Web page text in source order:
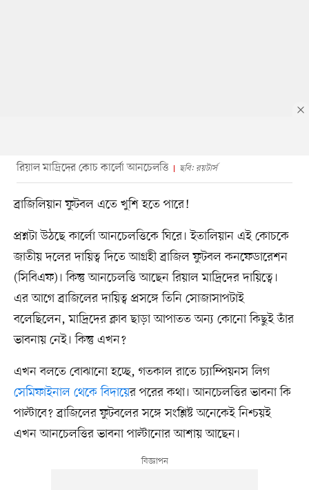
রিয়াল মাদ্রিদের কোচ কার্লো আনচেলত্তি ছবি: রয়টার্স
ব্রাজিলিয়ান ফুটবল এতে খুশি হতে পারে!
প্রশ্নটা উঠছে কার্লো আনচেলত্তিকে ঘিরে। ইতালিয়ান এই কোচকে
জাতীয় দলের দায়িত্ব দিতে আগ্রহী ব্রাজিল ফুটবল কনফেডারেশন
(সিবিএফ)। কিন্তু আনচেলত্তি আছেন রিয়াল মাদ্রিদের দায়িত্বে।
এর আগে ব্রাজিলের দায়িত্ব প্রসঙ্গে তিনি সোজাসাপটাই
বলেছিলেন, মাদ্রিদের ক্লাব ছাড়া আপাতত অন্য কোনো কিছুই তাঁর
ভাবনায় নেই। কিন্তু এখন?
এখন বলতে বোঝানো হচ্ছে, গতকাল রাতে চ্যাম্পিয়নস লিগ
সেমিফাইনাল থেকে বিদায়ের পরের কথা। আনচেলত্তির ভাবনা কি
পাল্টাবে? ব্রাজিলের ফুটবলের সঙ্গে সংশ্লিষ্ট অনেকেই নিশ্চয়ই
এখন আনচেলত্তির ভাবনা পাল্টানোর আশায় আছেন।